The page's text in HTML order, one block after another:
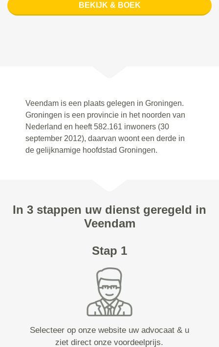
BEKIJK & BOEK
Veendam is een plaats gelegen in Groningen.
Groningen is een provincie in het noorden van
Nederland en heeft 582.161 inwoners (30
september 2012), daarvan woont een derde in
de gelijknamige hoofdstad Groningen.
In 3 stappen uw dienst geregeld in
Veendam
Stap 1
Selecteer op onze website uw advocaat & u
ziet direct onze voordeelprijs.